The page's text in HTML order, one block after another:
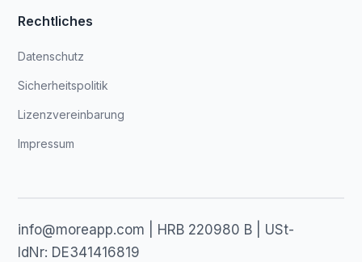
Rechtliches
Datenschutz
Sicherheitspolitik
Lizenzvereinbarung
Impressum
info@moreapp.com | HRB 220980 B | USt-
IdNr: DE341416819